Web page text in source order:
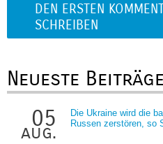
DEN ERSTEN
SCHREIBEN
Neueste Beiträge
05
aug.
Die Ukraine wird die
Russen zerstören, so